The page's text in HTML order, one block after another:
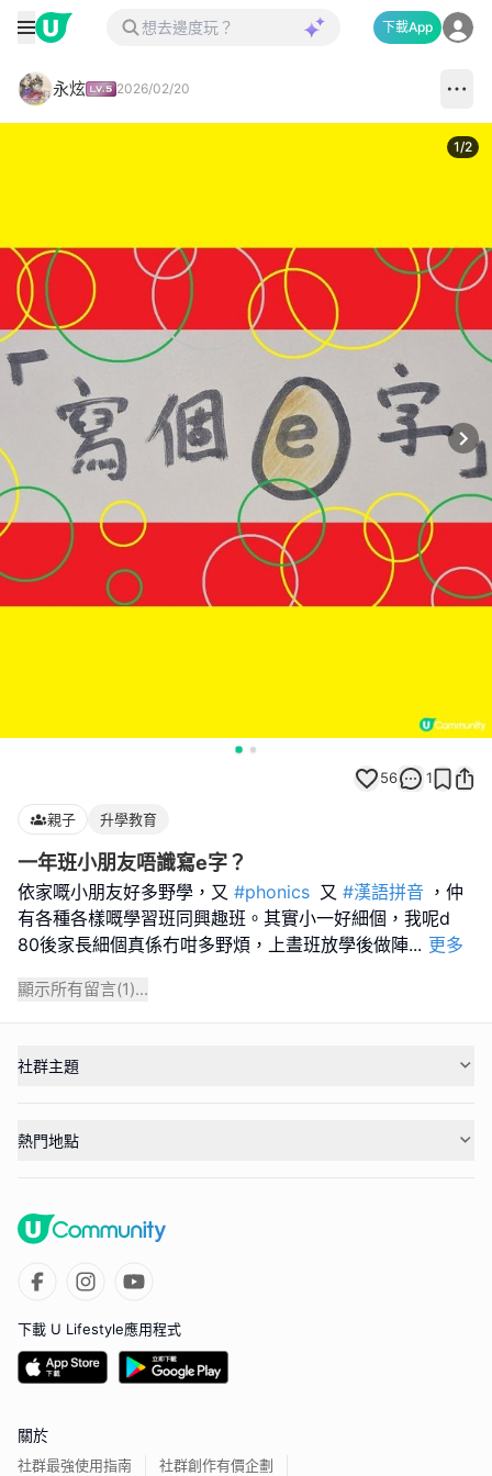
下載App
永炫 2026/02/20
1/2
56 1
親子 升學教育
一年班小朋友唔識寫e字？
依家嘅小朋友好多野學，又 #phonics 又 #漢語拼音 ，仲
有各種各樣嘅學習班同興趣班。其實小一好細個，我呢d
80後家長細個真係冇咁多野煩，上晝班放學後做陣... 更多
顯示所有留言(1)...
社群主題
熱門地點
下載 U Lifestyle應用程式
關於
社群最強使用指南 社群創作有價企劃